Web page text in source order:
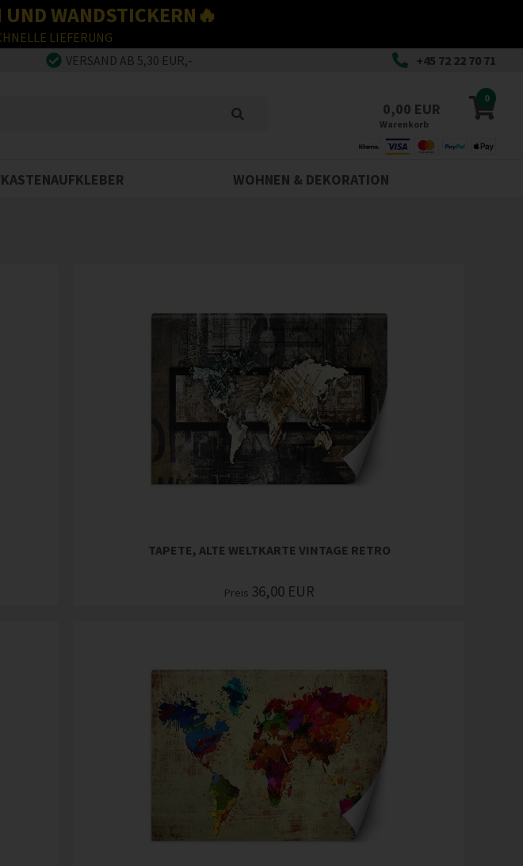
WANDSTICKERN🔥
LIEFERUNG
VERSAND AB 5,30 EUR,- +45 72 22 70 71
0
0,00 EUR
Warenkorb
WOHNEN & DEKORATION
TAPETE, ALTE WELTKARTE VINTAGE RETRO
Preis 36,00 EUR